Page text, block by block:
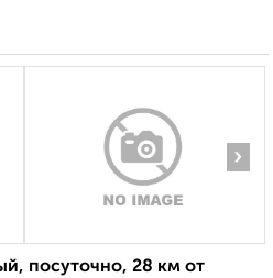
›
посуточно, 28 км от